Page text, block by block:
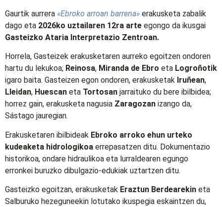
Gaurtik aurrera «Ebroko arroan barrena» erakusketa zabalik
dago eta 2026ko uztailaren 12ra arte egongo da ikusgai
Gasteizko Ataria Interpretazio Zentroan.
Horrela, Gasteizek erakusketaren aurreko egoitzen ondoren
hartu du lekukoa; Reinosa, Miranda de Ebro eta Logroñotik
igaro baita. Gasteizen egon ondoren, erakusketak Iruñean,
Lleidan, Huescan eta Tortosan jarraituko du bere ibilbidea;
horrez gain, erakusketa nagusia Zaragozan izango da,
Sástago jauregian.
Erakusketaren ibilbideak Ebroko arroko ehun urteko
kudeaketa hidrologikoa errepasatzen ditu. Dokumentazio
historikoa, ondare hidraulikoa eta lurraldearen egungo
erronkei buruzko dibulgazio-edukiak uztartzen ditu.
Gasteizko egoitzan, erakusketak Eraztun Berdearekin eta
Salburuko hezeguneekin lotutako ikuspegia eskaintzen du,